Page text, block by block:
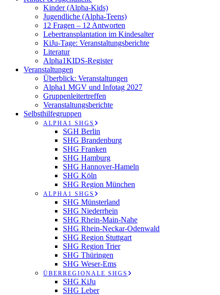
Kinder (Alpha-Kids)
Jugendliche (Alpha-Teens)
12 Fragen – 12 Antworten
Lebertransplantation im Kindesalter
KiJu-Tage: Veranstaltungsberichte
Literatur
Alpha1KIDS-Register
Veranstaltungen
Überblick: Veranstaltungen
Alpha1 MGV und Infotag 2027
Gruppenleitertreffen
Veranstaltungsberichte
Selbsthilfegruppen
ALPHA1 SHGS
SGH Berlin
SHG Brandenburg
SHG Franken
SHG Hamburg
SHG Hannover-Hameln
SHG Köln
SHG Region München
ALPHA1 SHGS
SHG Münsterland
SHG Niederrhein
SHG Rhein-Main-Nahe
SHG Rhein-Neckar-Odenwald
SHG Region Stuttgart
SHG Region Trier
SHG Thüringen
SHG Weser-Ems
ÜBERREGIONALE SHGS
SHG KiJu
SHG Leber